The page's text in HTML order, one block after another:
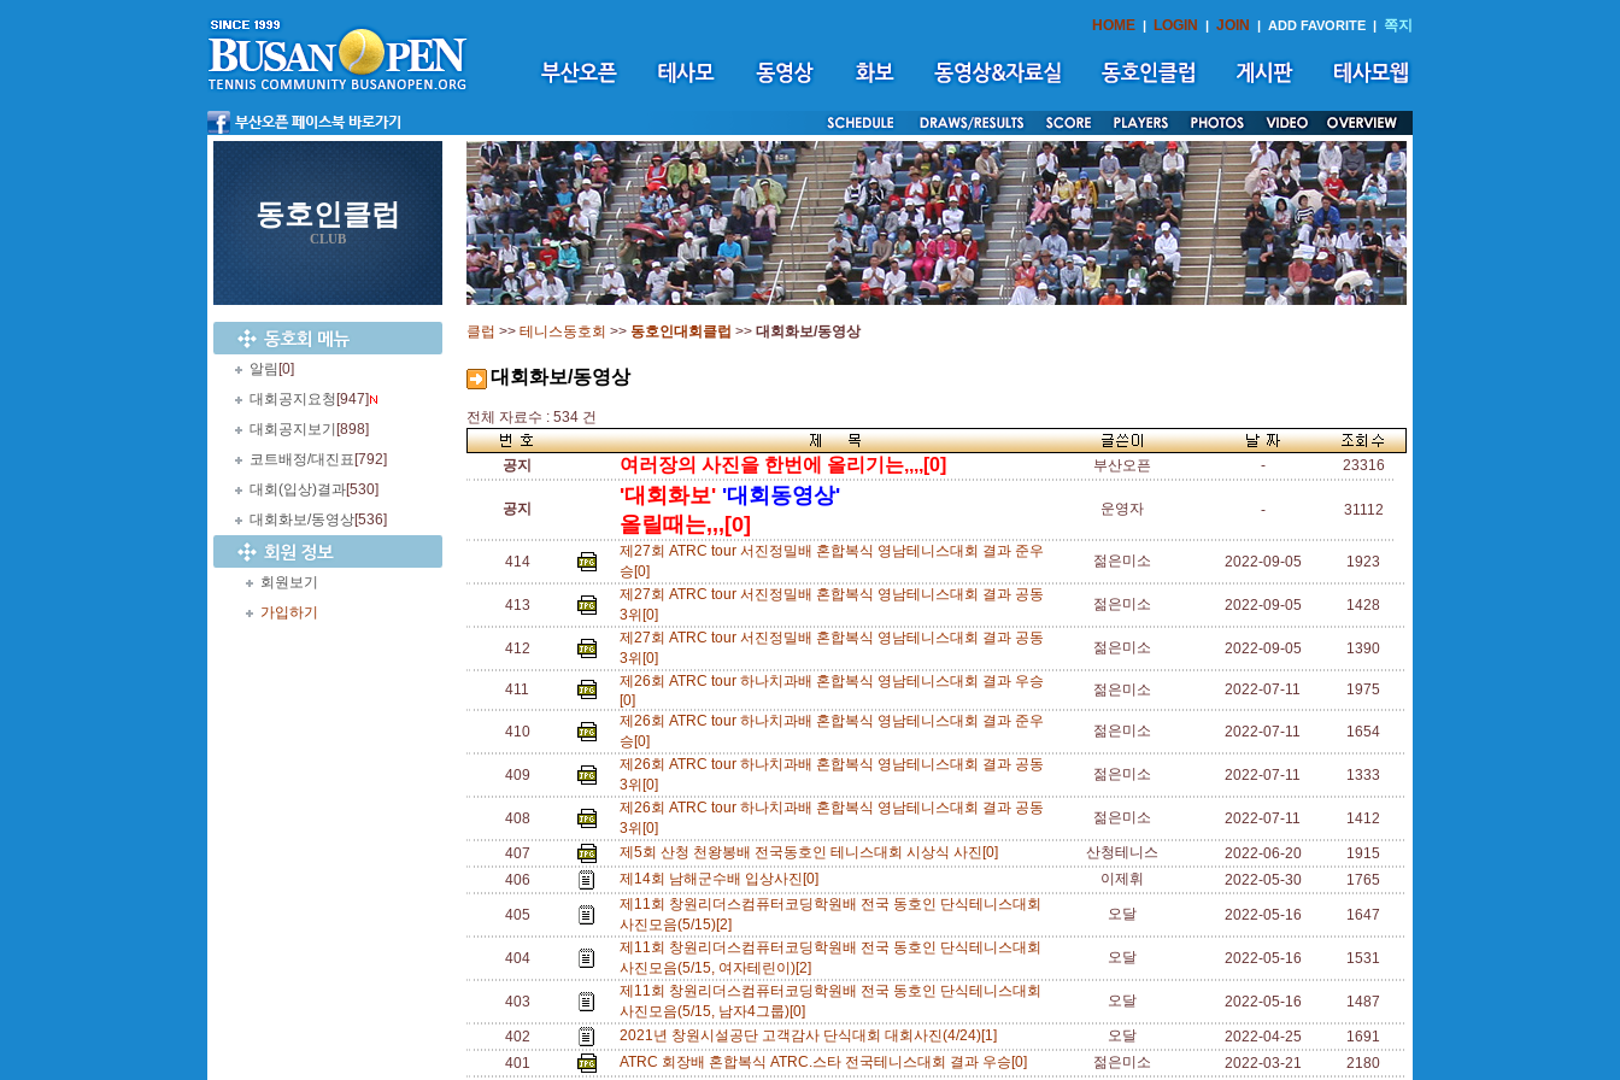
HOME | LOGIN | JOIN | ADD FAVORITE | 쪽지
동호인클럽
CLUB
알림 [0]
대회공지요청 [947]
대회공지보기 [898]
코트배정/대진표 [792]
대회(입상)결과[530]
대회화보/동영상[536]
회원보기
가입하기
클럽 >> 테니스동호회 >> 동호인대회클럽 >> 대회화보/동영상
대회화보/동영상
전체 자료수 : 534 건
공지 여러장의 사진을 한번에 올리기는,,,,[0] 부산오픈 - 23316
공지
'대회화보' '대회동영상'
올릴때는,,,[0]
운영자 - 31112
414
제27회 ATRC tour 서진정밀배 혼합복식 영남테니스대회 결과 준우
승[0]
젊은미소 2022-09-05 1923
413
제27회 ATRC tour 서진정밀배 혼합복식 영남테니스대회 결과 공동
3위[0]
젊은미소 2022-09-05 1428
412
제27회 ATRC tour 서진정밀배 혼합복식 영남테니스대회 결과 공동
3위[0]
젊은미소 2022-09-05 1390
411
제26회 ATRC tour 하나치과배 혼합복식 영남테니스대회 결과 우승
[0]
젊은미소 2022-07-11 1975
410
제26회 ATRC tour 하나치과배 혼합복식 영남테니스대회 결과 준우
승[0]
젊은미소 2022-07-11 1654
409
제26회 ATRC tour 하나치과배 혼합복식 영남테니스대회 결과 공동
3위[0]
젊은미소 2022-07-11 1333
408
제26회 ATRC tour 하나치과배 혼합복식 영남테니스대회 결과 공동
3위[0]
젊은미소 2022-07-11 1412
407 제5회 산청 천왕봉배 전국동호인 테니스대회 시상식 사진[0] 산청테니스 2022-06-20
1915
406
제14회 남해군수배 입상사진[0] 이제휘 2022-05-30 1765
405
제11회 창원리더스컴퓨터코딩학원배 전국 동호인 단식테니스대회
사진모음(5/15)[2]
오달 2022-05-16 1647
404
제11회 창원리더스컴퓨터코딩학원배 전국 동호인 단식테니스대회
사진모음(5/15, 여자테린이)[2]
오달 2022-05-16 1531
403
제11회 창원리더스컴퓨터코딩학원배 전국 동호인 단식테니스대회
사진모음(5/15, 남자4그룹)[0]
오달 2022-05-16 1487
402 2021년 창원시설공단 고객감사 단식대회 대회사진(4/24)[1] 오달 2022-04-25
1691
401
ATRC 회장배 혼합복식 ATRC.스타 전국테니스대회 결과 우승[0] 젊은미소 2022-03-21 2180